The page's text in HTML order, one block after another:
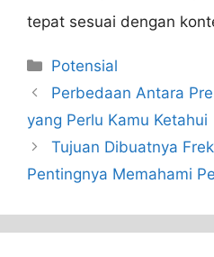
tepat sesuai dengan
Categories
Potensial
Perbedaan Antara
yang Perlu Kamu Ketahui
Tujuan Dibuatnya
Pentingnya Memahami